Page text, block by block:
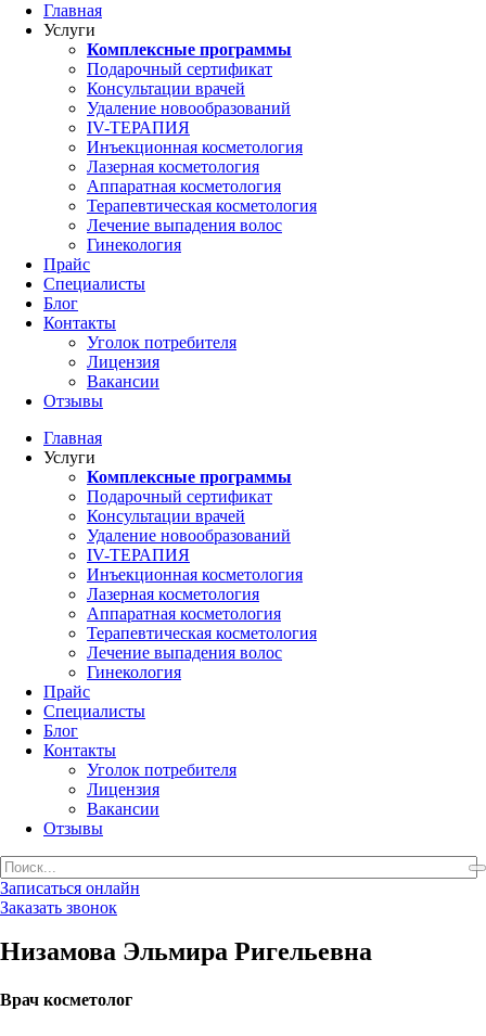
Главная
Услуги
Комплексные программы
Подарочный сертификат
Консультации врачей
Удаление новообразований
IV-ТЕРАПИЯ
Инъекционная косметология
Лазерная косметология
Аппаратная косметология
Терапевтическая косметология
Лечение выпадения волос
Гинекология
Прайс
Специалисты
Блог
Контакты
Уголок потребителя
Лицензия
Вакансии
Отзывы
Главная
Услуги
Комплексные программы
Подарочный сертификат
Консультации врачей
Удаление новообразований
IV-ТЕРАПИЯ
Инъекционная косметология
Лазерная косметология
Аппаратная косметология
Терапевтическая косметология
Лечение выпадения волос
Гинекология
Прайс
Специалисты
Блог
Контакты
Уголок потребителя
Лицензия
Вакансии
Отзывы
Записаться онлайн
Заказать звонок
Низамова Эльмира Ригельевна
Врач косметолог